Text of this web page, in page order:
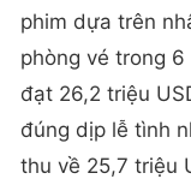
phim dựa trên
phòng vé trong
đạt 26,2 triệu
đúng dịp lễ tình
thu về 25,7 triệu